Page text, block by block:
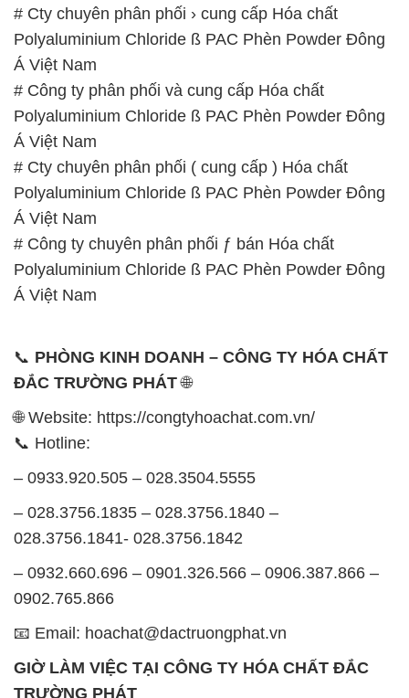
# Cty chuyên phân phối › cung cấp Hóa chất
Polyaluminium Chloride ß PAC Phèn Powder Đông
Á Việt Nam
# Công ty phân phối và cung cấp Hóa chất
Polyaluminium Chloride ß PAC Phèn Powder Đông
Á Việt Nam
# Cty chuyên phân phối ( cung cấp ) Hóa chất
Polyaluminium Chloride ß PAC Phèn Powder Đông
Á Việt Nam
# Công ty chuyên phân phối ƒ bán Hóa chất
Polyaluminium Chloride ß PAC Phèn Powder Đông
Á Việt Nam
📞 PHÒNG KINH DOANH – CÔNG TY HÓA CHẤT
ĐẮC TRƯỜNG PHÁT🌐
🌐 Website: https://congtyhoachat.com.vn/
📞 Hotline:
– 0933.920.505 – 028.3504.5555
– 028.3756.1835 – 028.3756.1840 –
028.3756.1841- 028.3756.1842
– 0932.660.696 – 0901.326.566 – 0906.387.866 –
0902.765.866
📧 Email: hoachat@dactruongphat.vn
GIỜ LÀM VIỆC TẠI CÔNG TY HÓA CHẤT ĐẮC
TRƯỜNG PHÁT